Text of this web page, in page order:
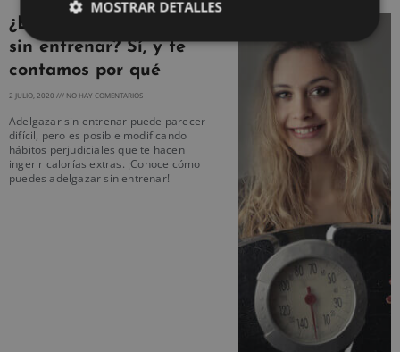
¿Es posible adelgazar
sin entrenar? Sí, y te
contamos por qué
2 JULIO, 2020 NO HAY COMENTARIOS
Adelgazar sin entrenar puede parecer
difícil, pero es posible modificando
hábitos perjudiciales que te hacen
ingerir calorías extras. ¡Conoce cómo
puedes adelgazar sin entrenar!
MOSTRAR DETALLES